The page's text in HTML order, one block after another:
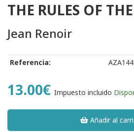
THE RULES OF
Jean Renoir
Referencia:
13.00€ Impuesto incluido
Añadir al